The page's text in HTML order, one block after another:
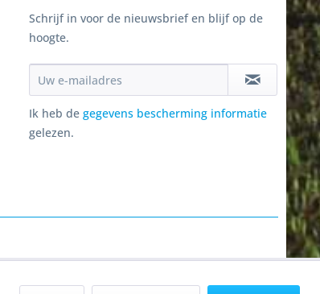
Schrijf in voor de nieuwsbrief en blijf op de
hoogte.
Ik heb de gegevens bescherming informatie
gelezen.